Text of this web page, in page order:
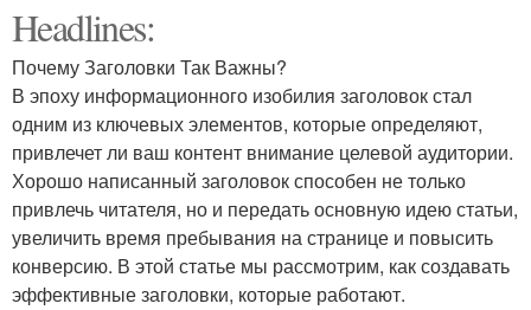
Headlines:
Почему Заголовки Так Важны?
В эпоху информационного изобилия заголовок стал
одним из ключевых элементов, которые определяют,
привлечет ли ваш контент внимание целевой аудитории.
Хорошо написанный заголовок способен не только
привлечь читателя, но и передать основную идею статьи,
увеличить время пребывания на странице и повысить
конверсию. В этой статье мы рассмотрим, как создавать
эффективные заголовки, которые работают.